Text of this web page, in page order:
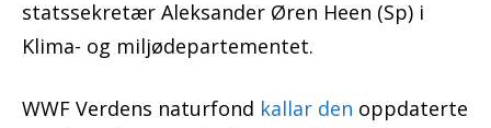
statssekretær Aleksander Øren Heen (Sp) i
Klima- og miljødepartementet.
WWF Verdens naturfond kallar den oppdaterte